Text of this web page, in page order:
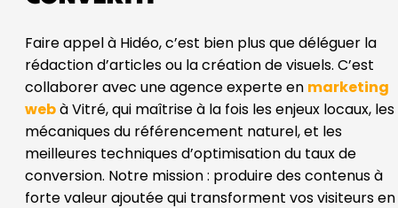
Faire appel à Hidéo, c’est bien plus que déléguer la
rédaction d’articles ou la création de visuels. C’est
collaborer avec une agence experte en marketing
webà Vitré, qui maîtrise à la fois les enjeux locaux, les
mécaniques du référencement naturel, et les
meilleures techniques d’optimisation du taux de
conversion. Notre mission : produire des contenus à
forte valeur ajoutée qui transforment vos visiteurs en